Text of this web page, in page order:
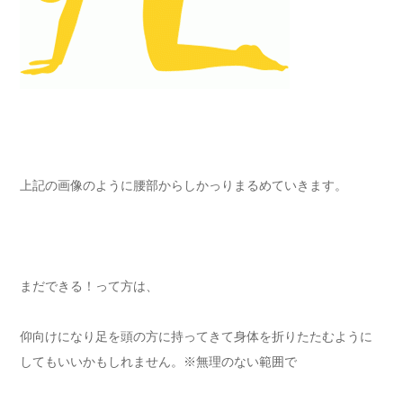
上記の画像のように腰部からしかっりまるめていきます。
まだできる！って方は、
仰向けになり足を頭の方に持ってきて身体を折りたたむように
してもいいかもしれません。※無理のない範囲で